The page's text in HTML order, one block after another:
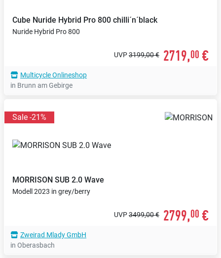
Cube Nuride Hybrid Pro 800 chilli´n´black
Nuride Hybrid Pro 800
UVP3199,00 € 2719,00 €
Multicycle Onlineshop
in Brunn am Gebirge
Sale -21%
MORRISON SUB 2.0 Wave
Modell 2023 in grey/berry
UVP3499,00 € 2799,00 €
Zweirad Mlady GmbH
in Oberasbach